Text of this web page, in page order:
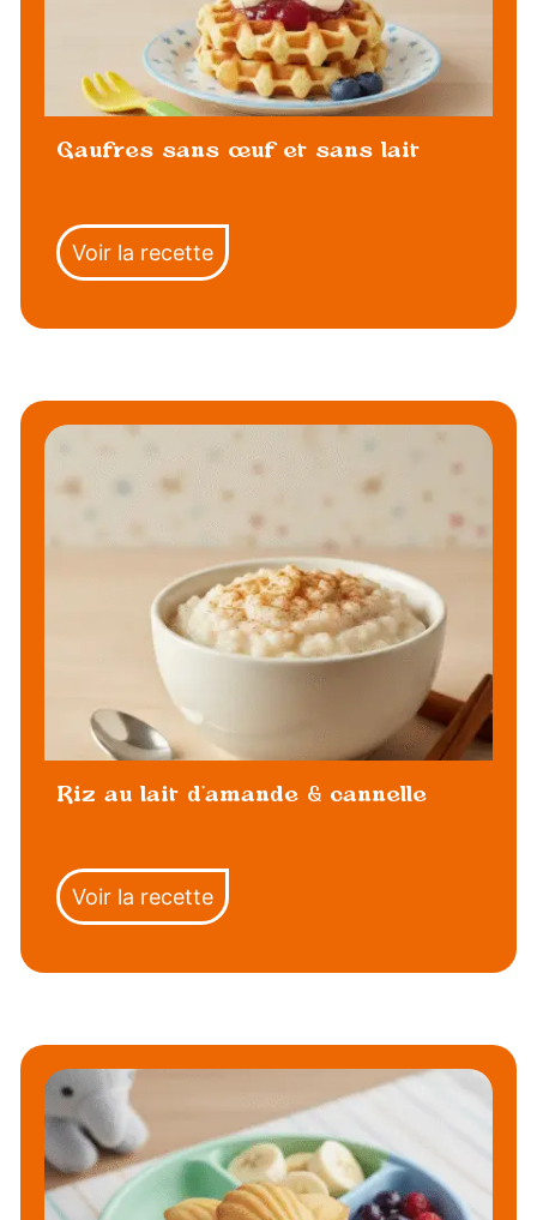
Gaufres sans œuf et sans lait
Voir la recette
Riz au lait d’amande & cannelle
Voir la recette